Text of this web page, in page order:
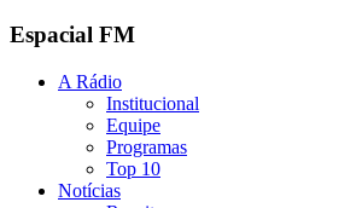
Espacial FM
A Rádio
Institucional
Equipe
Programas
Top 10
Notícias